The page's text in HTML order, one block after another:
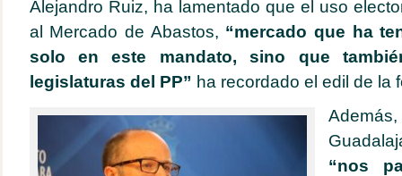
Alejandro Ruiz, ha lamentado que el uso
al Mercado de Abastos, “mercado que ha
solo en este mandato, sino que
legislaturas del PP” ha recordado el edil de la
“nos